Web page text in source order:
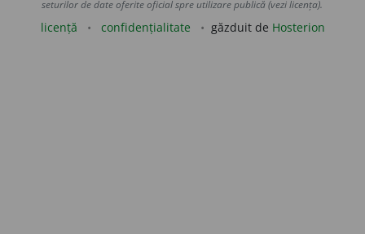
seturilor de date oferite oficial spre utilizare publică (vezi licența).
licență confidențialitate găzduit de Hosterion